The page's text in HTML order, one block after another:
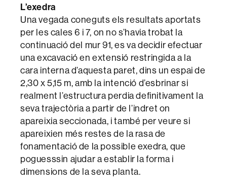
L’exedra
Una vegada coneguts els resultats aportats
per les cales 6 i 7, on no s’havia trobat la
continuació del mur 91, es va decidir efectuar
una excavació en extensió restringida a la
cara interna d’aquesta paret, dins un espai de
2,30 x 5,15 m, amb la intenció d’esbrinar si
realment l’estructura perdia definitivament la
seva trajectòria a partir de l’indret on
apareixia seccionada, i també per veure si
apareixien més restes de la rasa de
fonamentació de la possible exedra, que
poguesssin ajudar a establir la forma i
dimensions de la seva planta.